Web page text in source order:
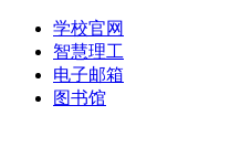
学校官网
智慧理工
电子邮箱
图书馆